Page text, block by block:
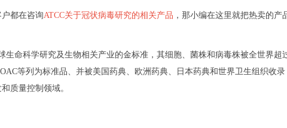
都在咨询ATCC关于冠状病毒研究的相关产品 ，那小编在这里就把热卖的
生命科学研究及生物相关产业的金标准，其细胞、菌株和病毒株被全世界
等列为标准品、并被美国药典、欧洲药典、日本药典和世界卫生组织收
质量控制领域。